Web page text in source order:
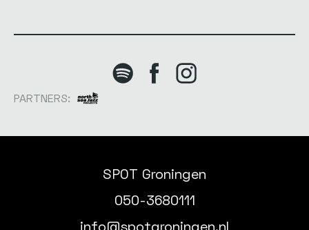
PARTNERS:
SPOT Groningen
050-3680111
info@spotgroningen.nl